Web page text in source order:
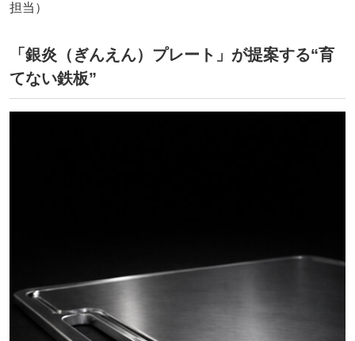
担当）
「銀炎（ぎんえん）プレート」が提案する“育
てない鉄板”